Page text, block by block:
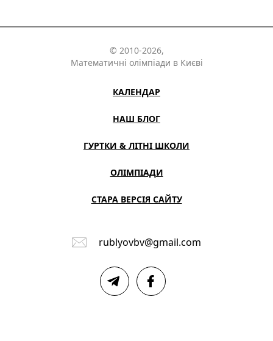
© 2010-2026,
Математичні олімпіади в Києві
КАЛЕНДАР
НАШ БЛОГ
ГУРТКИ & ЛІТНІ ШКОЛИ
ОЛІМПІАДИ
СТАРА ВЕРСІЯ САЙТУ
rublyovbv@gmail.com